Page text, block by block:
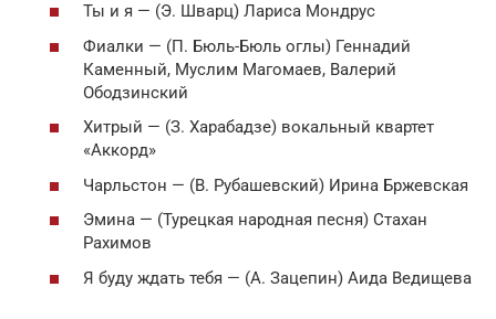
Ты и я — (Э. Шварц) Лариса Мондрус
Фиалки — (П. Бюль-Бюль оглы) Геннадий
Каменный, Муслим Магомаев, Валерий
Ободзинский
Хитрый — (З. Хаpaбадзе) вокальный квартет
«Аккорд»
Чарльстон — (В. Рубашевский) Ирина Бржевская
Эмина — (Турецкая народная песня) Стахан
Рахимов
Я буду ждать тебя — (А. Зацепин) Аида Ведищева